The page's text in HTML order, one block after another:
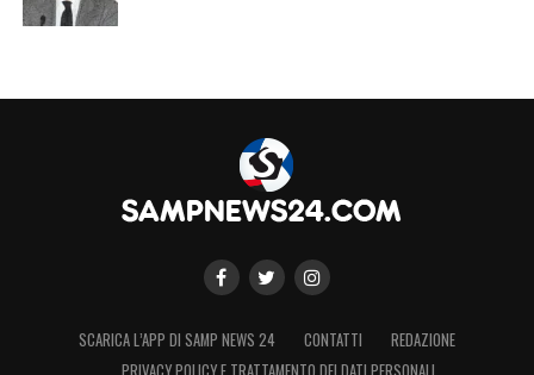
SCARICA L’APP DI SAMP NEWS 24 CONTATTI
REDAZIONE